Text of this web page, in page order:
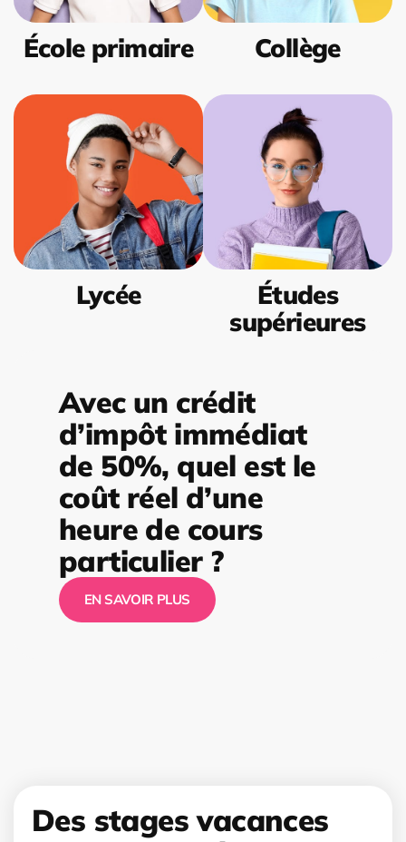
École primaire Collège
Lycée
Études
supérieures
Avec un crédit
d’impôt immédiat
de 50%, quel est le
coût réel d’une
heure de cours
particulier ?
EN SAVOIR PLUS
Des stages vacances